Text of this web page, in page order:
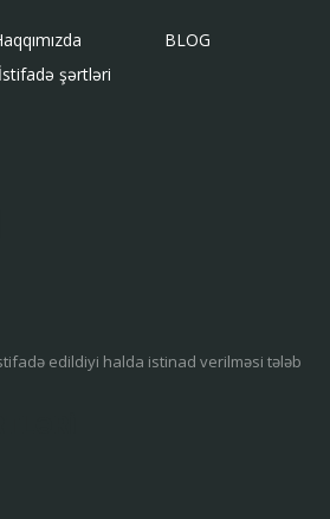
BLOG
İstifadə şərtləri
edildiyi halda istinad verilməsi tələb